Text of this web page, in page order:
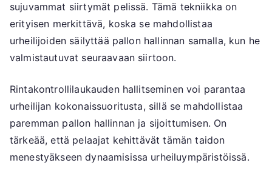
sujuvammat siirtymät pelissä. Tämä tekniikka on
erityisen merkittävä, koska se mahdollistaa
urheilijoiden säilyttää pallon hallinnan samalla, kun he
valmistautuvat seuraavaan siirtoon.
Rintakontrollilaukauden hallitseminen voi parantaa
urheilijan kokonaissuoritusta, sillä se mahdollistaa
paremman pallon hallinnan ja sijoittumisen. On
tärkeää, että pelaajat kehittävät tämän taidon
menestyäkseen dynaamisissa urheiluympäristöissä.